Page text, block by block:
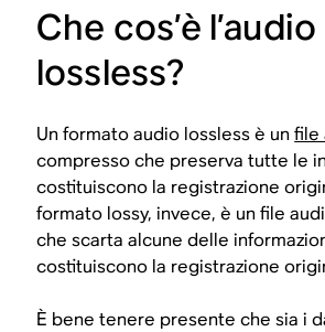
Che cos’è l’audio
lossless?
Un formato audio lossless è unfile
compresso che preserva tutte le
costituiscono la registrazione
formato lossy, invece, è un file
che scarta alcune delle
costituiscono la registrazione
È bene tenere presente che sia i